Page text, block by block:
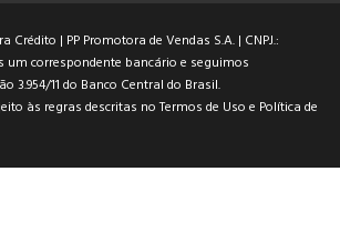
Crédito | PP Promotora de Vendas S.A. | CNPJ.:
um correspondente bancário e seguimos
3.954/11 do Banco Central do Brasil.
às regras descritas noTermos de Uso e Política de